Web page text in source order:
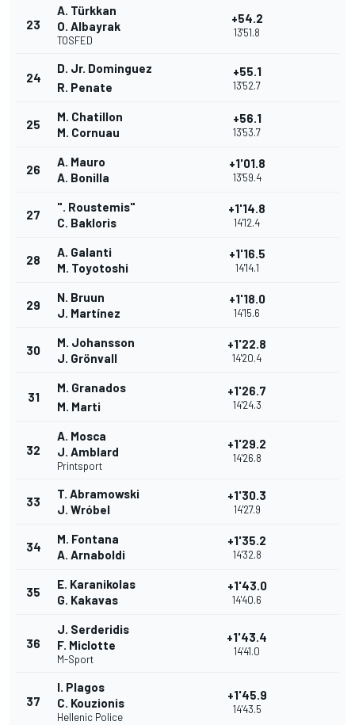
23
A. Türkkan
O. Albayrak
TOSFED
+54.2
13'51.8
24
D. Jr. Dominguez
R. Penate
+55.1
13'52.7
25
M. Chatillon
M. Cornuau
+56.1
13'53.7
26
A. Mauro
A. Bonilla
+1'01.8
13'59.4
27
". Roustemis"
C. Bakloris
+1'14.8
14'12.4
28
A. Galanti
M. Toyotoshi
+1'16.5
14'14.1
29
N. Bruun
J. Martínez
+1'18.0
14'15.6
30
M. Johansson
J. Grönvall
+1'22.8
14'20.4
31
M. Granados
M. Marti
+1'26.7
14'24.3
32
A. Mosca
J. Amblard
Printsport
+1'29.2
14'26.8
33
T. Abramowski
J. Wróbel
+1'30.3
14'27.9
34
M. Fontana
A. Arnaboldi
+1'35.2
14'32.8
35
E. Karanikolas
G. Kakavas
+1'43.0
14'40.6
36
J. Serderidis
F. Miclotte
M-Sport
+1'43.4
14'41.0
37
I. Plagos
C. Kouzionis
Hellenic Police
+1'45.9
14'43.5